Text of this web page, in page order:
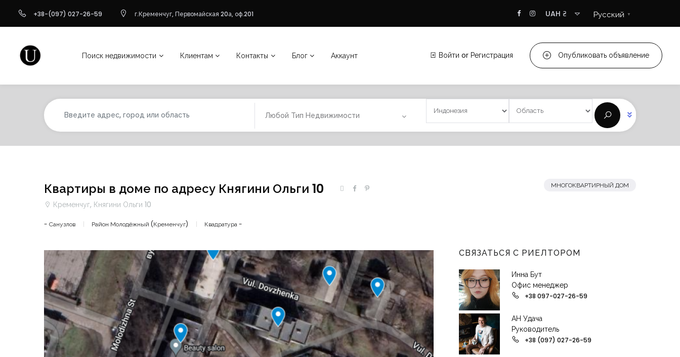
+38-(097) 027-26-59 г.Кременчуг, Первомайская 20а, оф.201 UAH ₴ Русский ▼
Поиск недвижимости Клиентам Контакты Блог Аккаунт Войти or Регистрация Опубликовать объявление
Любой Тип Недвижимости
Квартиры в доме по адресу Княгини Ольги 10
Кременчуг, Княгини Ольги 10
- Санузлов Район Молодёжный (Кременчуг) Квадратура -
МНОГОКВАРТИРНЫЙ ДОМ
СВЯЗАТЬСЯ С РИЕЛТОРОМ
Инна Бут
Офис менеджер
+38 097-027-26-59
АН Удача
Руководитель
+38 (097) 027-26-59